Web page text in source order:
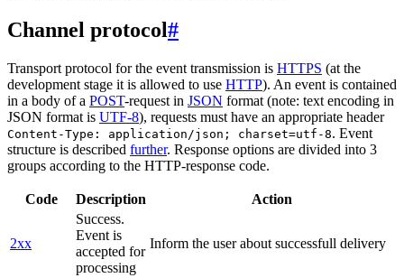
Channel protocol#
Transport protocol for the event transmission is HTTPS (at the
development stage it is allowed to use HTTP). An event is contained
in a body of a POST-request in JSON format (note: text encoding in
JSON format is UTF-8), requests must have an appropriate header
Content-Type: application/json; charset=utf-8. Event
structure is described further. Response options are divided into 3
groups according to the HTTP-response code.
Code Description Action
2xx
Success.
Event is
accepted for
processing
Inform the user about successfull delivery